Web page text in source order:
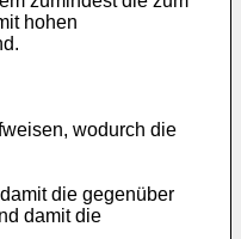
hohen
wodurch die
die gegenüber
damit die